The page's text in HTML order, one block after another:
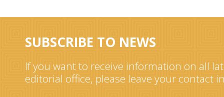
SUBSCRIBE TO NEWS
If you want to receive information on all
editorial office, please leave your contact